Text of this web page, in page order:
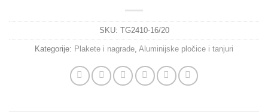
SKU: TG2410-16/20
Kategorije: Plakete i nagrade, Aluminijske pločice i tanjuri